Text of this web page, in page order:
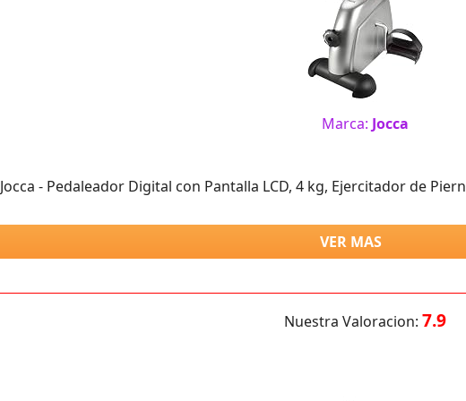
Marca: Jocca
Jocca - Pedaleador Digital con Pantalla LCD, 4 kg, Ejercitador de
VER MAS
Nuestra Valoracion: 7.9